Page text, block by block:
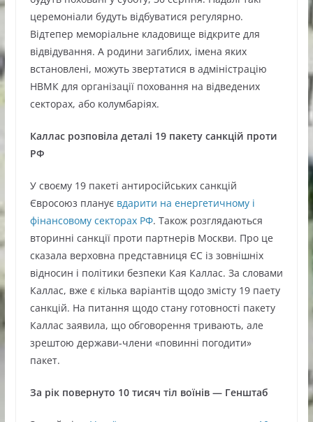
церемоніали будуть відбуватися регулярно.
Відтепер меморіальне кладовище відкрите для
відвідування. А родини загиблих, імена яких
встановлені, можуть звертатися в адміністрацію
НВМК для організації поховання на відведених
секторах, або колумбаріях.
Каллас розповіла деталі 19 пакету санкцій проти
РФ
У своєму 19 пакеті антиросійських санкцій
Євросоюз планує вдарити на енергетичному і
фінансовому секторах РФ. Також розглядаються
вторинні санкції проти партнерів Москви. Про це
сказала верховна представниця ЄС із зовнішніх
відносин і політики безпеки Кая Каллас. За словами
Каллас, вже є кілька варіантів щодо змісту 19 паету
санкцій. На питання щодо стану готовності пакету
Каллас заявила, що обговорення тривають, але
зрештою держави-члени «повинні погодити»
пакет.
За рік повернуто 10 тисяч тіл воїнів — Генштаб